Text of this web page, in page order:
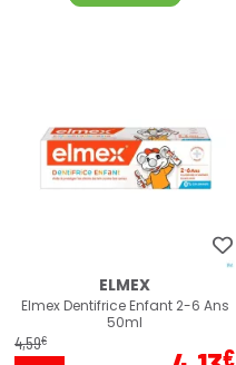
ELMEX
Elmex Dentifrice Enfant 2-6 Ans
50ml
4,59€
€